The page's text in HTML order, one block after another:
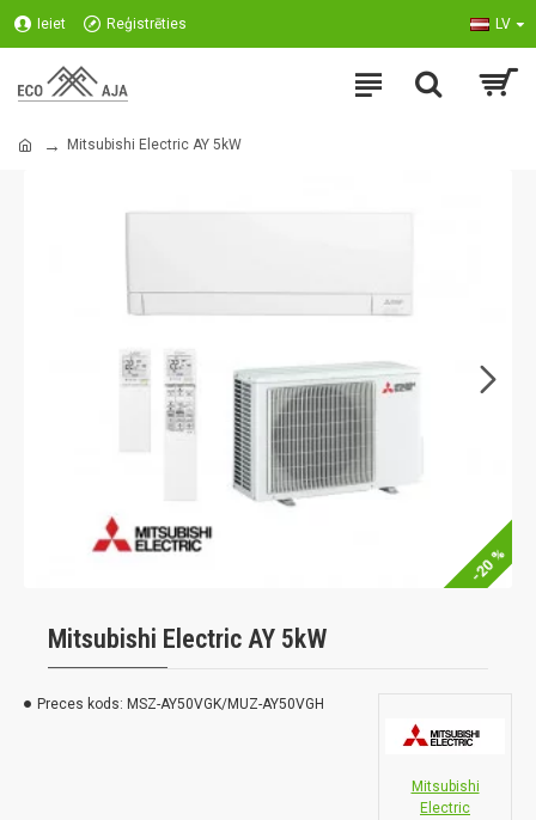
Ieiet Reģistrēties LV
Mitsubishi Electric AY 5kW
-20 %
Mitsubishi Electric AY 5kW
Preces kods: MSZ-AY50VGK/MUZ-AY50VGH
Mitsubishi
Electric